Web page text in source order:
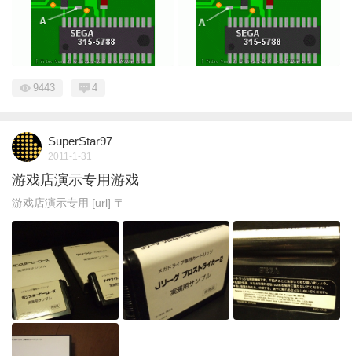
9443 4
SuperStar97
2011-1-31
游戏店演示专用游戏
游戏店演示专用 [url] 〒